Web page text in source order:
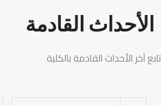
الأحداث القادمة
تابع آخر الأحداث القادمة بالكلية